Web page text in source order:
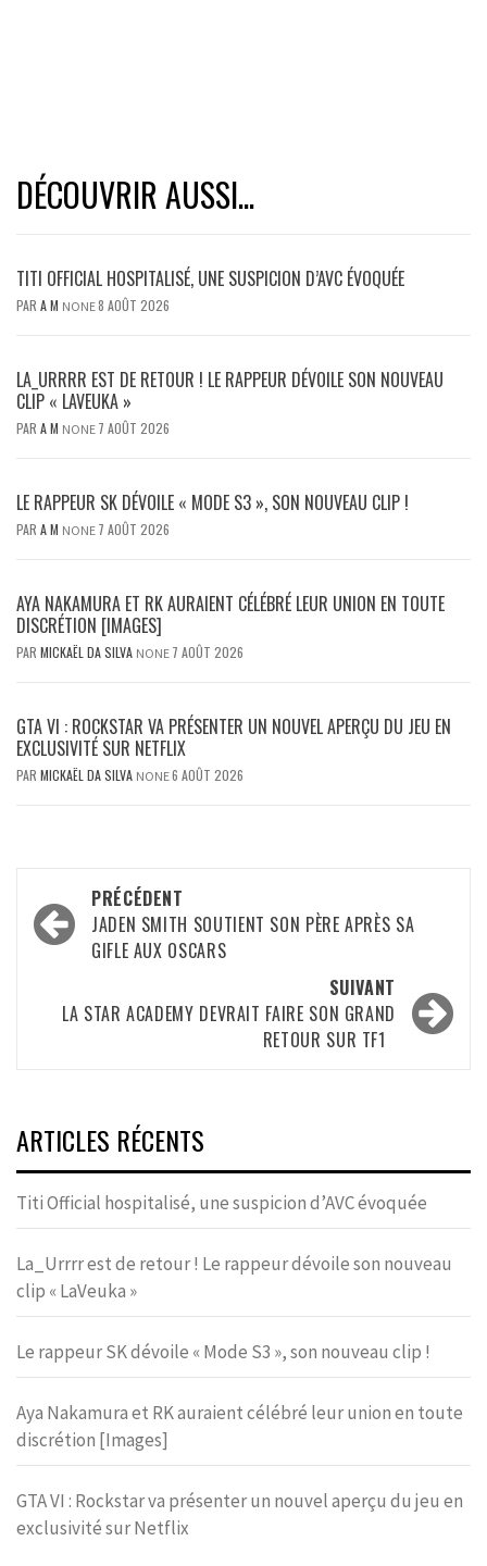
DÉCOUVRIR AUSSI...
TITI OFFICIAL HOSPITALISÉ, UNE SUSPICION D’AVC ÉVOQUÉE
PAR A M NONE8 AOÛT 2026
LA_URRRR EST DE RETOUR ! LE RAPPEUR DÉVOILE SON NOUVEAU
CLIP « LAVEUKA »
PAR A M NONE 7 AOÛT 2026
LE RAPPEUR SK DÉVOILE « MODE S3 », SON NOUVEAU CLIP !
PAR A M NONE 7 AOÛT 2026
AYA NAKAMURA ET RK AURAIENT CÉLÉBRÉ LEUR UNION EN TOUTE
DISCRÉTION [IMAGES]
PAR MICKAËL DA SILVA NONE 7 AOÛT 2026
GTA VI : ROCKSTAR VA PRÉSENTER UN NOUVEL APERÇU DU JEU EN
EXCLUSIVITÉ SUR NETFLIX
PAR MICKAËL DA SILVA NONE6 AOÛT 2026
Navigation
d’article
PRÉCÉDENT
JADEN SMITH SOUTIENT SON PÈRE APRÈS SA
GIFLE AUX OSCARS
SUIVANT
LA STAR ACADEMY DEVRAIT FAIRE SON GRAND
RETOUR SUR TF1
ARTICLES RÉCENTS
Titi Official hospitalisé, une suspicion d’AVC évoquée
La_Urrrr est de retour ! Le rappeur dévoile son nouveau
clip « LaVeuka »
Le rappeur SK dévoile « Mode S3 », son nouveau clip !
Aya Nakamura et RK auraient célébré leur union en toute
discrétion [Images]
GTA VI : Rockstar va présenter un nouvel aperçu du jeu en
exclusivité sur Netflix